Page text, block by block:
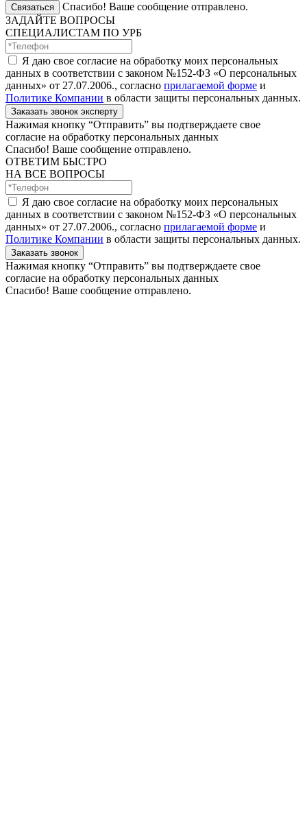
Связаться
Спасибо! Ваше сообщение отправлено.
ЗАДАЙТЕ ВОПРОСЫ
СПЕЦИАЛИСТАМ ПО УРБ
Я даю свое согласие на обработку моих персональных
данных в соответствии с законом №152-ФЗ «О персональных
данных» от 27.07.2006., согласно прилагаемой форме и
Политике Компании в области защиты персональных данных.
Заказать звонок эксперту
Нажимая кнопку “Отправить” вы подтверждаете свое
согласие на обработку персональных данных
Спасибо! Ваше сообщение отправлено.
ОТВЕТИМ БЫСТРО
НА ВСЕ ВОПРОСЫ
Я даю свое согласие на обработку моих персональных
данных в соответствии с законом №152-ФЗ «О персональных
данных» от 27.07.2006., согласно прилагаемой форме и
Политике Компании в области защиты персональных данных.
Заказать звонок
Нажимая кнопку “Отправить” вы подтверждаете свое
согласие на обработку персональных данных
Спасибо! Ваше сообщение отправлено.